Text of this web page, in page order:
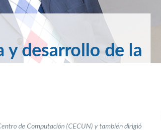
y desarrollo de la
de Computación (CECUN) y también dirigió